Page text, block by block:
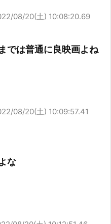
08/20(土) 10:08:20.69
では普通に良映画よね
08/20(土) 10:09:57.41
な